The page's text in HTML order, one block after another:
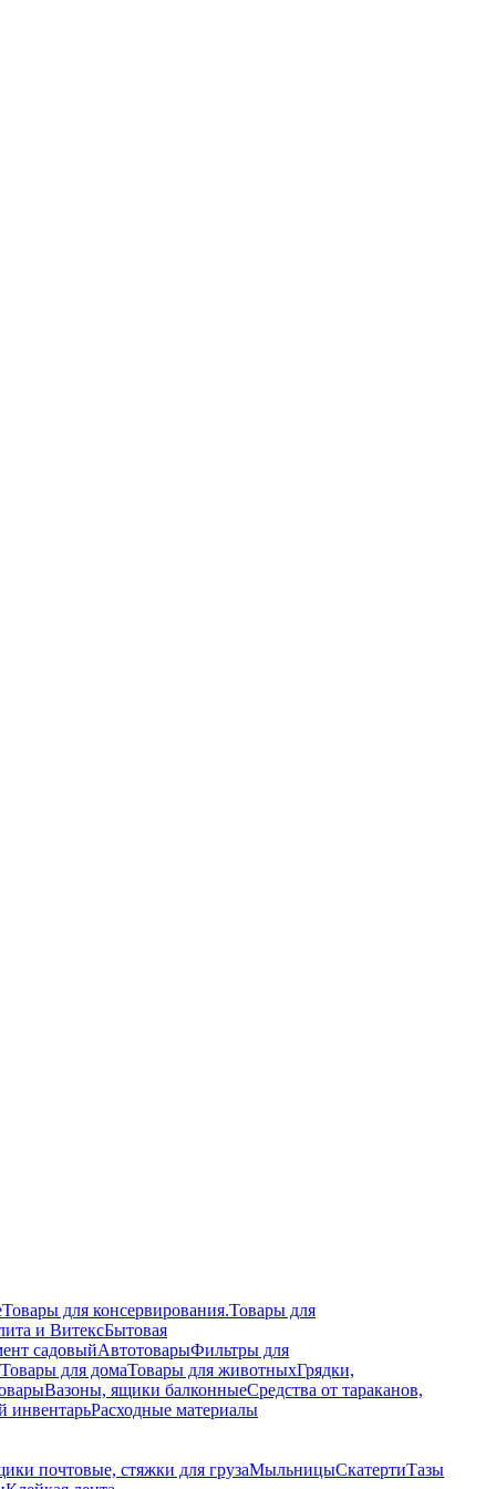
Товары для консервирования.Товары для
и ВитексБытовая
садовыйАвтотоварыФильтры для
Товары для домаТовары для животныхГрядки,
Вазоны, ящики балконныеСредства от тараканов,
инвентарьРасходные материалы
почтовые, стяжки для грузаМыльницыСкатертиТазы